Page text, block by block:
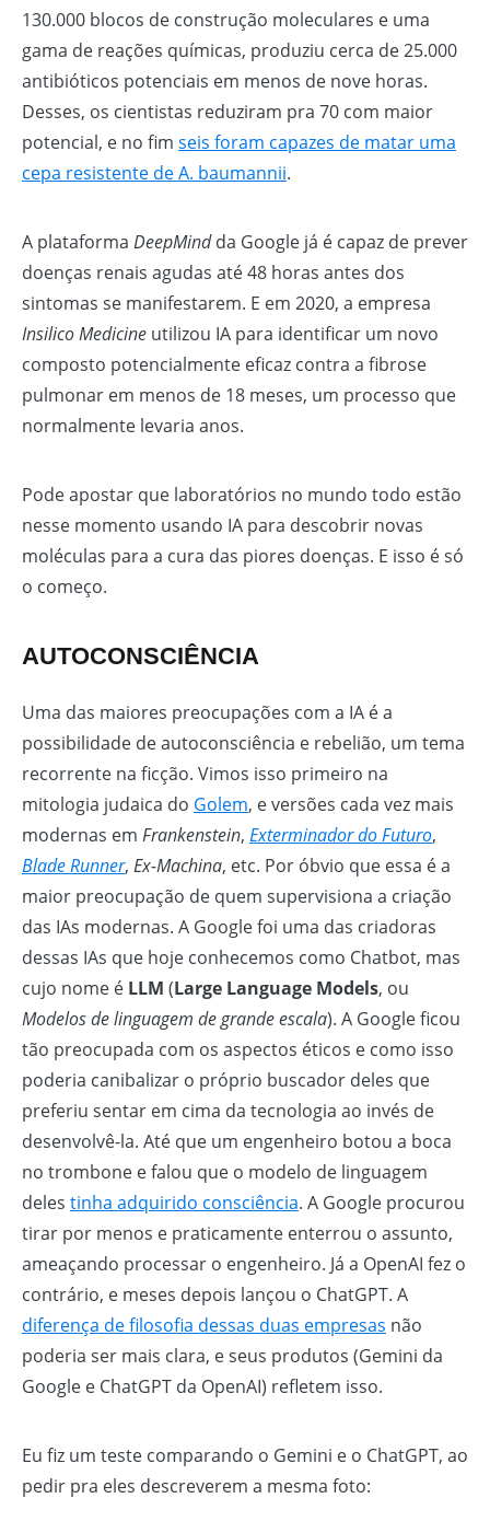
130.000 blocos de construção moleculares e uma
gama de reações químicas, produziu cerca de 25.000
antibióticos potenciais em menos de nove horas.
Desses, os cientistas reduziram pra 70 com maior
potencial, e no fim seis foram capazes de matar uma
cepa resistente de A. baumannii.
A plataforma DeepMindda Google já é capaz de prever
doenças renais agudas até 48 horas antes dos
sintomas se manifestarem. E em 2020, a empresa
Insilico Medicine utilizou IA para identificar um novo
composto potencialmente eficaz contra a fibrose
pulmonar em menos de 18 meses, um processo que
normalmente levaria anos.
Pode apostar que laboratórios no mundo todo estão
nesse momento usando IA para descobrir novas
moléculas para a cura das piores doenças. E isso é só
o começo.
AUTOCONSCIÊNCIA
Uma das maiores preocupações com a IA é a
possibilidade de autoconsciência e rebelião, um tema
recorrente na ficção. Vimos isso primeiro na
mitologia judaica do Golem, e versões cada vez mais
modernas em Frankenstein, Exterminador do Futuro,
Blade Runner, Ex-Machina, etc. Por óbvio que essa é a
maior preocupação de quem supervisiona a criação
das IAs modernas. A Google foi uma das criadoras
dessas IAs que hoje conhecemos como Chatbot, mas
cujo nome é LLM (Large Language Models, ou
Modelos de linguagem de grande escala). A Google ficou
tão preocupada com os aspectos éticos e como isso
poderia canibalizar o próprio buscador deles que
preferiu sentar em cima da tecnologia ao invés de
desenvolvê-la. Até que um engenheiro botou a boca
no trombone e falou que o modelo de linguagem
deles tinha adquirido consciência. A Google procurou
tirar por menos e praticamente enterrou o assunto,
ameaçando processar o engenheiro. Já a OpenAI fez o
contrário, e meses depois lançou o ChatGPT. A
diferença de filosofia dessas duas empresas não
poderia ser mais clara, e seus produtos (Gemini da
Google e ChatGPT da OpenAI) refletem isso.
Eu fiz um teste comparando o Gemini e o ChatGPT, ao
pedir pra eles descreverem a mesma foto: